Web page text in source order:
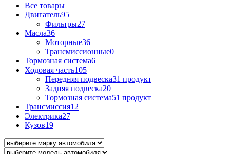
Все товары
Двигатель95
Фильтры27
Масла36
Моторные36
Трансмиссионные0
Тормозная система6
Ходовая часть105
Передняя подвеска31 продукт
Задняя подвеска20
Тормозная система51 продукт
Трансмиссия12
Электрика27
Кузов19